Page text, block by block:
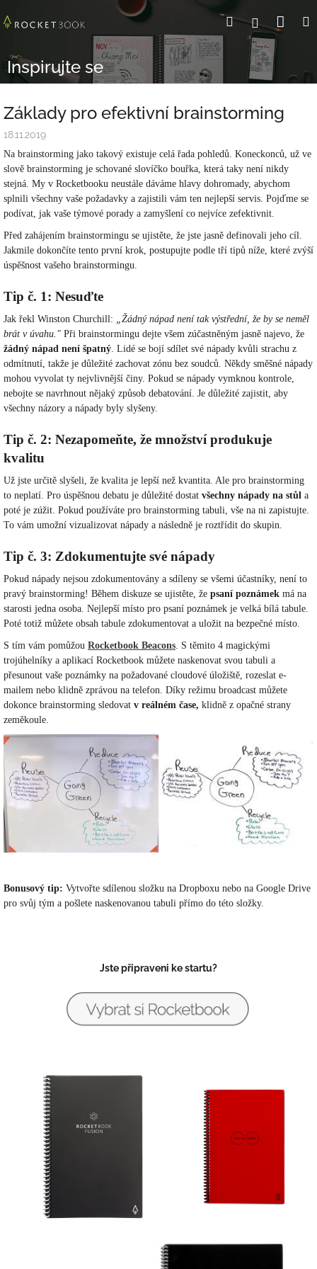
na
HledatPřihlášení
Inspirujte se
Základy pro efektivní brainstorming
18.11.2019
Na brainstorming jako takový existuje celá řada pohledů. Koneckonců, už ve
slově brainstorming je schované slovíčko bouřka, která taky není nikdy
stejná. My v Rocketbooku neustále dáváme hlavy dohromady, abychom
splnili všechny vaše požadavky a zajistili vám ten nejlepší servis. Pojďme se
podívat, jak vaše týmové porady a zamyšlení co nejvíce zefektivnit.
Před zahájením brainstormingu se ujistěte, že jste jasně definovali jeho cíl.
Jakmile dokončíte tento první krok, postupujte podle tří tipů níže, které zvýší
úspěšnost vašeho brainstormingu.
Tip č. 1: Nesuďte
Jak řekl Winston Churchill: „Žádný nápad není tak výstřední, že by se neměl
brát v úvahu." Při brainstormingu dejte všem zúčastněným jasně najevo, že
žádný nápad není špatný. Lidé se bojí sdílet své nápady kvůli strachu z
odmítnutí, takže je důležité zachovat zónu bez soudců. Někdy směšné nápady
mohou vyvolat ty nejvlivnější činy. Pokud se nápady vymknou kontrole,
nebojte se navrhnout nějaký způsob debatování. Je důležité zajistit, aby
všechny názory a nápady byly slyšeny.
Tip č. 2: Nezapomeňte, že množství produkuje
kvalitu
Už jste určitě slyšeli, že kvalita je lepší než kvantita. Ale pro brainstorming
to neplatí. Pro úspěšnou debatu je důležité dostat všechny nápady na stůl a
poté je zúžit. Pokud používáte pro brainstorming tabuli, vše na ni zapistujte.
To vám umožní vizualizovat nápady a následně je roztřídit do skupin.
Tip č. 3: Zdokumentujte své nápady
Pokud nápady nejsou zdokumentovány a sdíleny se všemi účastníky, není to
pravý brainstorming! Během diskuze se ujistěte, že psaní poznámek má na
starosti jedna osoba. Nejlepší místo pro psaní poznámek je velká bílá tabule.
Poté totiž můžete obsah tabule zdokumentovat a uložit na bezpečné místo.
S tím vám pomůžou Rocketbook Beacons. S těmito 4 magickými
trojúhelníky a aplikací Rocketbook můžete naskenovat svou tabuli a
přesunout vaše poznámky na požadované cloudové úložiště, rozeslat e-
mailem nebo klidně zprávou na telefon. Díky režimu broadcast můžete
dokonce brainstorming sledovat v reálném čase, klidně z opačné strany
zeměkoule.
Bonusový tip: Vytvořte sdílenou složku na Dropboxu nebo na Google Drive
pro svůj tým a pošlete naskenovanou tabuli přímo do této složky.
Jste připraveni ke startu?